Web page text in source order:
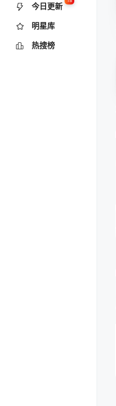
今日更新
明星库
热搜榜